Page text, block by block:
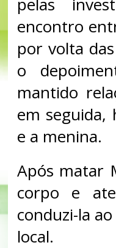
encontro
por volta
o
mantido
em
e a menina.
Após matar
corpo e
conduzi-la
local.